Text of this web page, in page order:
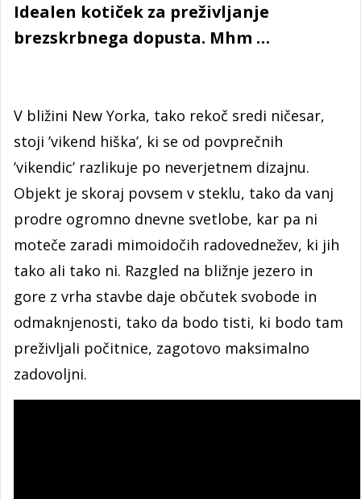
Idealen kotiček za preživljanje
brezskrbnega dopusta. Mhm …
V bližini New Yorka, tako rekoč sredi ničesar,
stoji ’vikend hiška’, ki se od povprečnih
’vikendic’ razlikuje po neverjetnem dizajnu.
Objekt je skoraj povsem v steklu, tako da vanj
prodre ogromno dnevne svetlobe, kar pa ni
moteče zaradi mimoidočih radovednežev, ki jih
tako ali tako ni. Razgled na bližnje jezero in
gore z vrha stavbe daje občutek svobode in
odmaknjenosti, tako da bodo tisti, ki bodo tam
preživljali počitnice, zagotovo maksimalno
zadovoljni.